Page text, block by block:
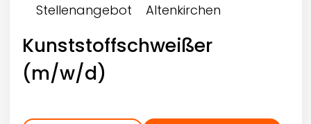
Stellenangebot Altenkirchen
Kunststoffschweißer
(m/w/d)